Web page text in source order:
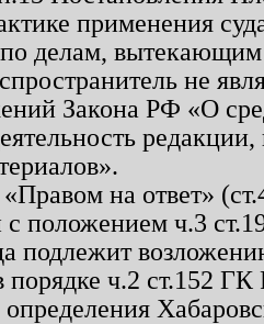
применения
делам, вытекающим
не
Закона РФ «О
«Правом на ответ»
с положением ч.3
подлежит
ч.2 ст.152